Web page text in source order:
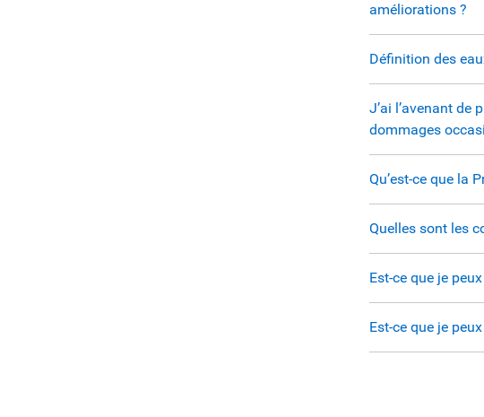
améliorations ?
Définition des
J’ai l’avenant
dommages
Qu’est-ce que la
Quelles sont les
Est-ce que je
Est-ce que je